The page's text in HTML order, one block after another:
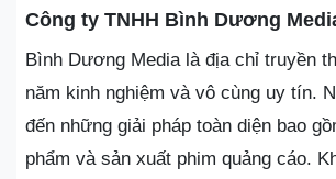
Công ty TNHH Bình Dương
Bình Dương Media là địa chỉ truyền
năm kinh nghiệm và vô cùng uy tín.
đến những giải pháp toàn diện bao
phẩm và sản xuất phim quảng cáo.